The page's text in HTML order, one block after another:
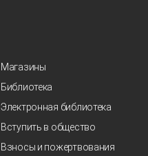
Магазины
Библиотека
Электронная библиотека
Вступить в общество
Взносы и пожертвования